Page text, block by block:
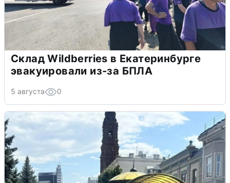
Склад Wildberries в Екатеринбурге
эвакуировали из-за БПЛА
5 августа 0